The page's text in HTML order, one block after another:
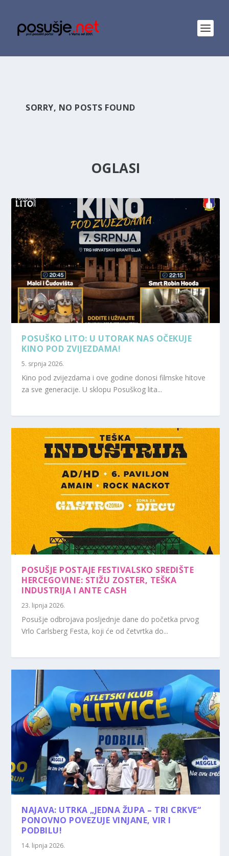
SORRY, NO POSTS FOUND
OGLASI
POSUŠKO LITO: U UTORAK NAS OČEKUJE
KINO POD ZVIJEZDAMA!
5. srpnja 2026.
Kino pod zvijezdama i ove godine donosi filmske hitove
za sve generacije. U sklopu Posuškog lita...
POSUŠJE POSTAJE FESTIVALSKO SREDIŠTE
HERCEGOVINE: STIŽU ZOSTER, TEŠKA
INDUSTRIJA I ANTE CASH
23. lipnja 2026.
Posušje odbrojava posljednje dane do početka prvog
Vrlo Carlsberg Festa, koji će od četvrtka do...
NAJAVA: UTRKA „JEDNA ŽUPA – TRI CRKVE“
PONOVNO POVEZUJE VINJANE, VIR I
PODBILU!
14. lipnja 2026.